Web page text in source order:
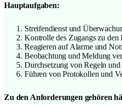
Hauptaufgaben:
Streifendienst und
Kontrolle des Zugangs zu den
Reagieren auf Alarme und
Beobachtung und Meldung
Durchsetzung von Regeln
Führen von Protokollen und
Zu den Anforderungen gehören